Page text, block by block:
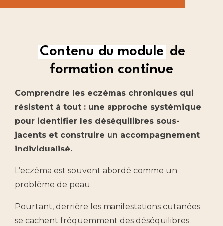
Contenu du module de
formation continue
Comprendre les eczémas chroniques qui
résistent à tout : une approche systémique
pour identifier les déséquilibres sous-
jacents et construire un accompagnement
individualisé.
L’eczéma est souvent abordé comme un
problème de peau.
Pourtant, derrière les manifestations cutanées
se cachent fréquemment des déséquilibres